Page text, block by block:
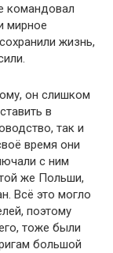
командовал
мирное
жизнь,
он слишком
в
так и
время они
с ним
же Польши,
Всё это могло
поэтому
тоже были
большой